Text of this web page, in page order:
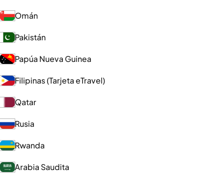
Omán
Pakistán
Papúa Nueva Guinea
Filipinas (Tarjeta eTravel)
Qatar
Rusia
Rwanda
Arabia Saudita